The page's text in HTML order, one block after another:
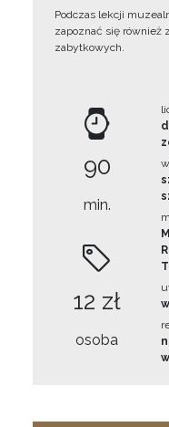
Podczas lekcji
zapoznać się również
zabytkowych.
90
min.
12 zł
osoba